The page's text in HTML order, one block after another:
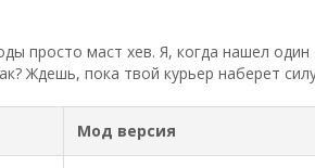
просто маст хев. Я, когда нашел один
Ждешь, пока твой курьер наберет
Мод версия